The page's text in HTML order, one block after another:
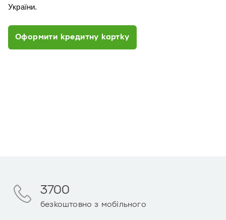
України.
Оформити кредитну картку
3700
безкоштовно з мобільного